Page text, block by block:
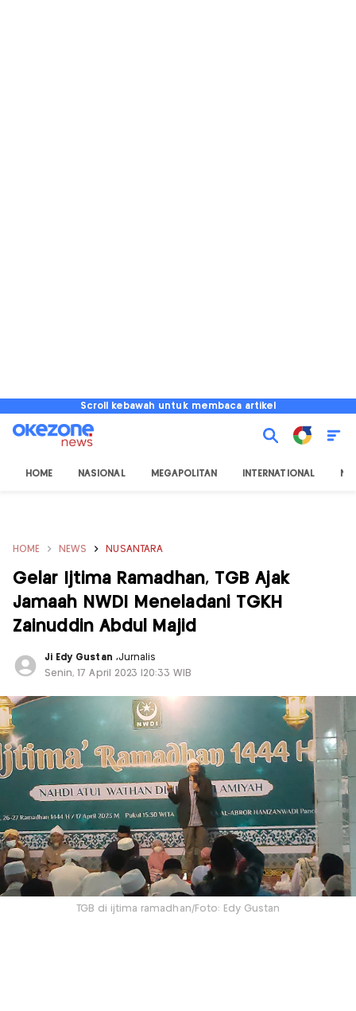
Scroll kebawah untuk membaca artikel
HOME NASIONAL MEGAPOLITAN INTERNATIONAL
HOME NEWS NUSANTARA
Gelar Ijtima Ramadhan, TGB Ajak
Jamaah NWDI Meneladani TGKH
Zainuddin Abdul Majid
Ji Edy Gustan ,Jurnalis
Senin, 17 April 2023 |20:33 WIB
TGB di ijtima ramadhan/Foto: Edy Gustan